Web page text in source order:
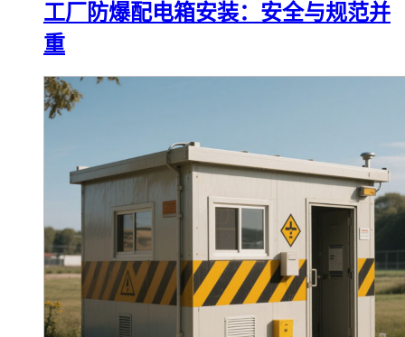
工厂防爆配电箱安装：安全与规范并
重